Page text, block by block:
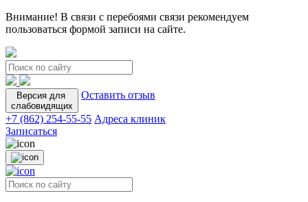
Внимание! В связи с перебоями связи рекомендуем
пользоваться формой записи на сайте.
Версия для
слабовидящих
Оставить отзыв
+7 (862) 254-55-55 Адреса клиник
Записаться